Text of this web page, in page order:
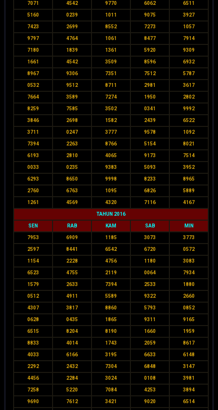
7071 4542 9770 6062 6511
5160 0239 1011 9075 3927
7423 2699 8552 7273 1057
9797 4764 1061 8477 7914
7180 1839 1361 5920 9309
1661 4542 3509 8596 6932
8967 9306 7351 7512 5787
0532 9512 8711 2981 3617
7664 3589 7274 1950 2802
8259 7585 3502 0341 9992
3846 2698 1582 2439 6522
3711 0247 3777 9578 1092
7394 2263 8766 5154 8021
6193 2810 4065 9173 7514
0033 0235 9383 5093 3952
6293 8650 9998 8233 8965
2760 6763 1095 6826 5889
1261 4569 4320 7116 4167
TAHUN 2016
SEN RAB KAM SAB MIN
7953 6909 1185 3073 3773
2597 8441 6542 6720 0572
1154 2228 4756 1180 3083
6523 4755 2119 0064 7934
1579 2633 7394 2533 1880
0512 4911 5589 9322 2660
4307 3817 8860 5793 0852
0628 0435 1865 9311 9165
6515 8204 8190 1660 1959
8833 4014 1743 2059 8617
4033 6166 3195 6633 6148
2292 2432 7304 6848 3147
4456 2284 3024 0108 3981
7258 5220 7084 4253 3894
9690 7612 3421 9020 6514